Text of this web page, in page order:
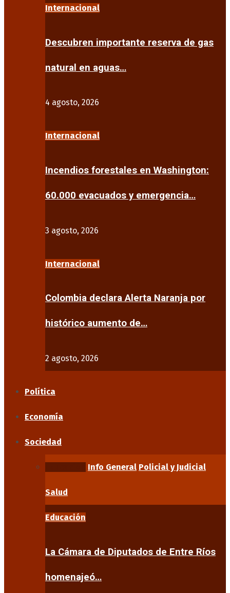
Internacional
Descubren importante reserva de gas
natural en aguas…
4 agosto, 2026
Internacional
Incendios forestales en Washington:
60.000 evacuados y emergencia…
3 agosto, 2026
Internacional
Colombia declara Alerta Naranja por
histórico aumento de…
2 agosto, 2026
Política
Economía
Sociedad
Info General Policial y Judicial
Salud
Educación
La Cámara de Diputados de Entre Ríos
homenajeó…